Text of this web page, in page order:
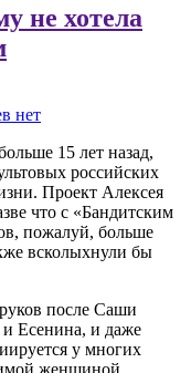
не хотела
нет
15 лет назад,
российских
Проект Алексея
что с «Бандитским
пожалуй, больше
всколыхнули бы
после Саши
и Есенина, и даже
у многих
женщиной